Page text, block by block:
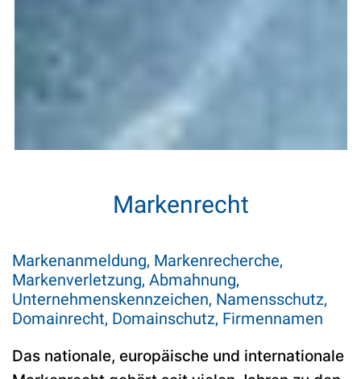
Markenrecht
Markenanmeldung, Markenrecherche,
Markenverletzung, Abmahnung,
Unternehmenskennzeichen, Namensschutz,
Domainrecht, Domainschutz, Firmennamen
Das nationale, europäische und internationale